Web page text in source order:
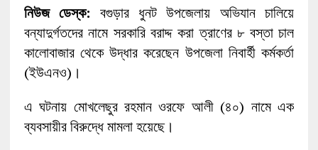
নিউজ ডেস্ক: বগুড়ার ধুনট উপজেলায় অভিযান চালিয়ে
বন্যাদুর্গতদের নামে সরকারি বরাদ্দ করা ত্রাণের ৮ বস্তা চাল
কালোবাজার থেকে উদ্ধার করেছেন উপজেলা নিবার্হী কর্মকর্তা
(ইউএনও)।
এ ঘটনায় মোখলেছুর রহমান ওরফে আলী (৪০) নামে এক
ব্যবসায়ীর বিরুদ্ধে মামলা হয়েছে।